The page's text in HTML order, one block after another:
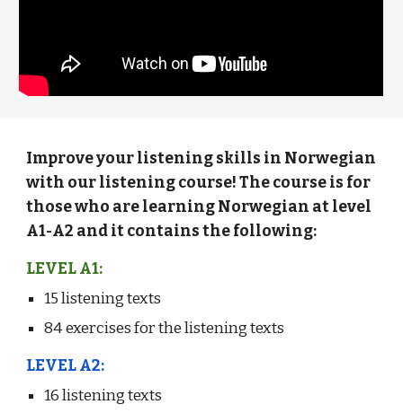
Improve your listening skills in Norwegian
with our listening course! The course is for
those who are learning Norwegian at level
A1-A2 and it contains the following:
LEVEL A1:
15 listening texts
84 exercises for the listening texts
LEVEL A2:
16 listening texts